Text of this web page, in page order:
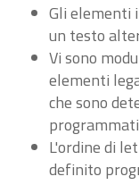
Gli elementi
un testo
Vi sono
elementi
che sono
L'ordine di
definito